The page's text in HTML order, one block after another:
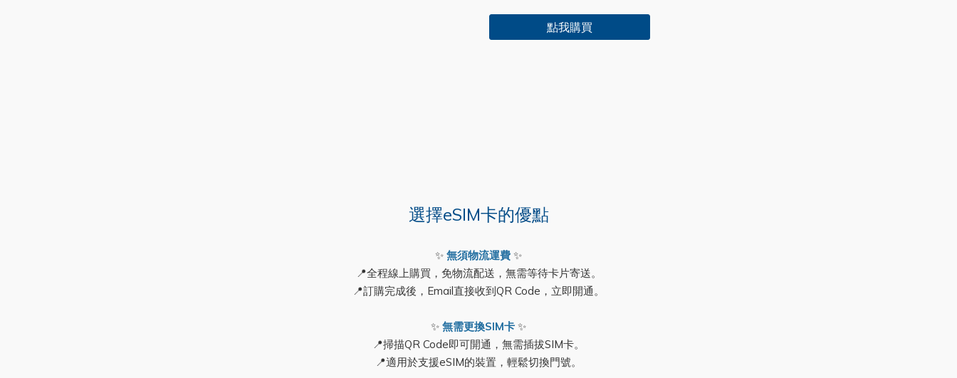
點我購買
選擇eSIM卡的優點
✨ 無須物流運費 ✨
📍全程線上購買，免物流配送，無需等待卡片寄送。
📍訂購完成後，Email直接收到QR Code，立即開通。
✨ 無需更換SIM卡 ✨
📍掃描QR Code即可開通，無需插拔SIM卡。
📍適用於支援eSIM的裝置，輕鬆切換門號。